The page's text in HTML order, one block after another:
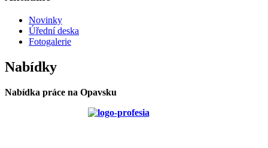
Novinky
Úřední deska
Fotogalerie
Nabídky
Nabídka práce na Opavsku